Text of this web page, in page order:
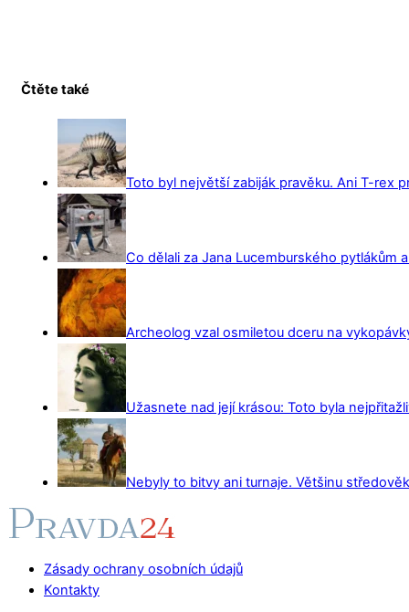
Čtěte také
Toto byl největší zabiják pravěku. Ani T-rex
Co dělali za Jana Lucemburského pytlákům
Archeolog vzal osmiletou dceru na
Užasnete nad její krásou: Toto byla
Nebyly to bitvy ani turnaje. Většinu
Zásady ochrany osobních údajů
Kontakty